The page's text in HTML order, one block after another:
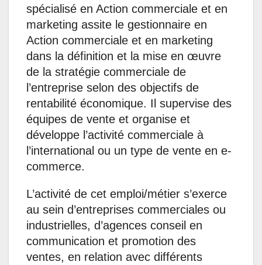
spécialisé en Action commerciale et en
marketing assite le gestionnaire en
Action commerciale et en marketing
dans la définition et la mise en œuvre
de la stratégie commerciale de
l’entreprise selon des objectifs de
rentabilité économique. Il supervise des
équipes de vente et organise et
développe l’activité commerciale à
l’international ou un type de vente en e-
commerce.
L’activité de cet emploi/métier s’exerce
au sein d’entreprises commerciales ou
industrielles, d’agences conseil en
communication et promotion des
ventes, en relation avec différents